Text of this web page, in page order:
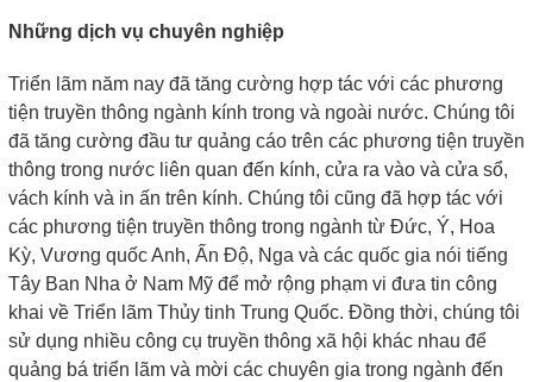
Những dịch vụ chuyên nghiệp
Triển lãm năm nay đã tăng cường hợp tác với các phương
tiện truyền thông ngành kính trong và ngoài nước. Chúng tôi
đã tăng cường đầu tư quảng cáo trên các phương tiện truyền
thông trong nước liên quan đến kính, cửa ra vào và cửa sổ,
vách kính và in ấn trên kính. Chúng tôi cũng đã hợp tác với
các phương tiện truyền thông trong ngành từ Đức, Ý, Hoa
Kỳ, Vương quốc Anh, Ấn Độ, Nga và các quốc gia nói tiếng
Tây Ban Nha ở Nam Mỹ để mở rộng phạm vi đưa tin công
khai về Triển lãm Thủy tinh Trung Quốc. Đồng thời, chúng tôi
sử dụng nhiều công cụ truyền thông xã hội khác nhau để
quảng bá triển lãm và mời các chuyên gia trong ngành đến